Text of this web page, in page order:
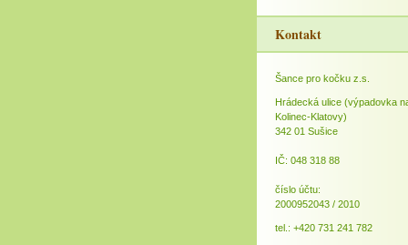
Kontakt
Šance pro kočku z.s.
Hrádecká ulice (výpadovka
Kolinec-Klatovy)
342 01 Sušice
IČ: 048 318 88
číslo účtu:
2000952043 / 2010
tel.: +420 731 241 782